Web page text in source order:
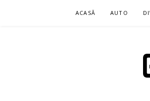
ACASĂ AUTO